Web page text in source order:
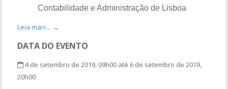
Contabilidade e Administração de Lisboa
Leia mais... →
DATA DO EVENTO
4 de setembro de 2019, 09h00 até 6 de setembro de 2019,
20h00